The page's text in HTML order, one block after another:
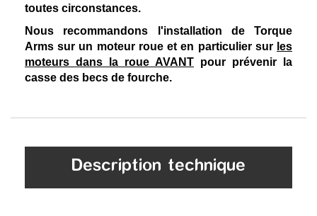
toutes circonstances.
Nous recommandons l'installation de Torque
Arms sur un moteur roue et en particulier sur les
moteurs dans la roue AVANT pour prévenir la
casse des becs de fourche.
Description technique